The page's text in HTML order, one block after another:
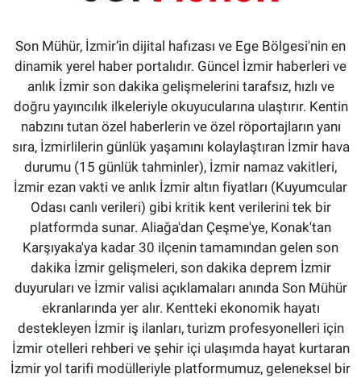
Son Mühür, İzmir’in dijital hafızası ve Ege Bölgesi'nin en
dinamik yerel haber portalıdır. Güncel İzmir haberleri ve
anlık İzmir son dakika gelişmelerini tarafsız, hızlı ve
doğru yayıncılık ilkeleriyle okuyucularına ulaştırır. Kentin
nabzını tutan özel haberlerin ve özel röportajların yanı
sıra, İzmirlilerin günlük yaşamını kolaylaştıran İzmir hava
durumu (15 günlük tahminler), İzmir namaz vakitleri,
İzmir ezan vakti ve anlık İzmir altın fiyatları (Kuyumcular
Odası canlı verileri) gibi kritik kent verilerini tek bir
platformda sunar. Aliağa'dan Çeşme'ye, Konak'tan
Karşıyaka'ya kadar 30 ilçenin tamamından gelen son
dakika İzmir gelişmeleri, son dakika deprem İzmir
duyuruları ve İzmir valisi açıklamaları anında Son Mühür
ekranlarında yer alır. Kentteki ekonomik hayatı
destekleyen İzmir iş ilanları, turizm profesyonelleri için
İzmir otelleri rehberi ve şehir içi ulaşımda hayat kurtaran
İzmir yol tarifi modülleriyle platformumuz, geleneksel bir